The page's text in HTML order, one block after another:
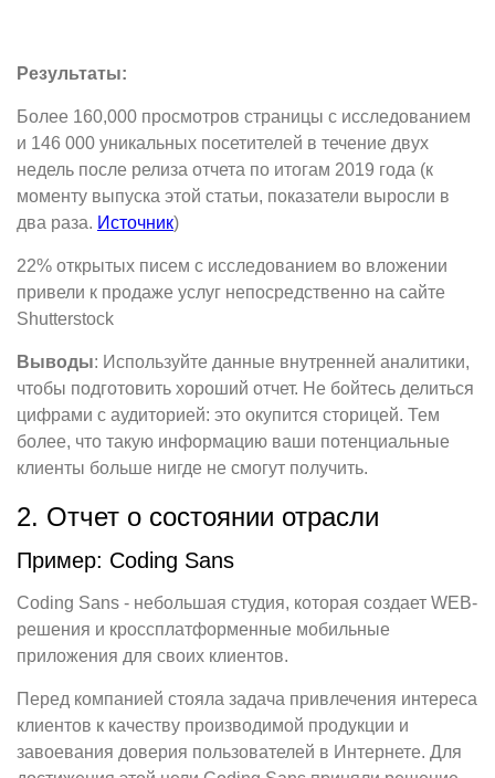
Результаты:
Более 160,000 просмотров страницы с исследованием
и 146 000 уникальных посетителей в течение двух
недель после релиза отчета по итогам 2019 года (к
моменту выпуска этой статьи, показатели выросли в
два раза. Источник)
22% открытых писем с иcследованием во вложении
привели к продаже услуг непосредственно на сайте
Shutterstock
Выводы: Используйте данные внутренней аналитики,
чтобы подготовить хороший отчет. Не бойтесь делиться
цифрами с аудиторией: это окупится сторицей. Тем
более, что такую информацию ваши потенциальные
клиенты больше нигде не смогут получить.
2. Отчет о состоянии отрасли
Пример: Coding Sans
Coding Sans - небольшая студия, которая создает WEB-
решения и кроссплатформенные мобильные
приложения для своих клиентов.
Перед компанией стояла задача привлечения интереса
клиентов к качеству производимой продукции и
завоевания доверия пользователей в Интернете. Для